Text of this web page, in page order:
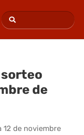
de
de noviembre